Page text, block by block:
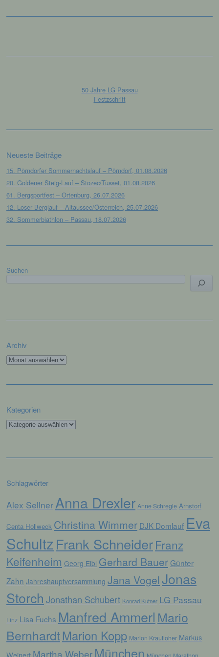
50 Jahre LG Passau
Festzschrift
Neueste Beiträge
15. Pörndorfer Sommernachtslauf – Pörndorf, 01.08.2026
20. Goldener Steig-Lauf – Stozec/Tusset, 01.08.2026
61. Bergsportfest – Ortenburg, 26.07.2026
12. Loser Berglauf – Altaussee/Österreich, 25.07.2026
32. Sommerbiathlon – Passau, 18.07.2026
Suchen
Archiv
Archiv
Kategorien
Kategorien
Schlagwörter
Alex Sellner Anna Drexler Anne Schregle Arnstorf
Centa Hollweck Christina Wimmer DJK Domlauf Eva
SchultzFrank SchneiderFranz
Keifenheim Georg Eibl Gerhard Bauer Günter
Zahn Jahreshauptversammlung Jana Vogel Jonas
Storch Jonathan Schubert Konrad Kufner LG Passau
Linz Lisa Fuchs Manfred Ammerl Mario
BernhardtMarion Kopp Marion Krautloher Markus
Weinert Martha Weber München
können, sofern diese zusätzlichen
einer identifizierten oder identifizierbaren
g) Verantwortlicher oder für die
Verantwortlicher oder für die Verarbeitung
oder andere Stelle, die allein oder
und Mittel der Verarbeitung von
personenbezogenen Daten entscheidet.
Sind die Zwecke und Mittel dieser
Verarbeitung durch das Unionsrecht oder
das Recht der Mitgliedstaaten vorgegeben,
so kann der Verantwortliche
Unionsrecht oder dem Recht der
offengelegt werden, unabhängig davon, ob
es sich bei ihr um einen Dritten handelt oder
dem Unionsrecht oder dem Recht der
jedoch nicht als Empfänger.
Dritter ist eine natürliche oder juristische
Person, Behörde, Einrichtung oder andere
Verantwortlichen, dem Auftragsverarbeiter
unmittelbaren Verantwortung des
Auftragsverarbeiters befugt sind, die
k) Einwilligung